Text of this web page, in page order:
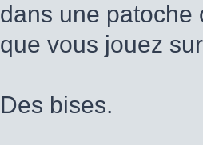
dans une patoche
que vous jouez
Des bises.